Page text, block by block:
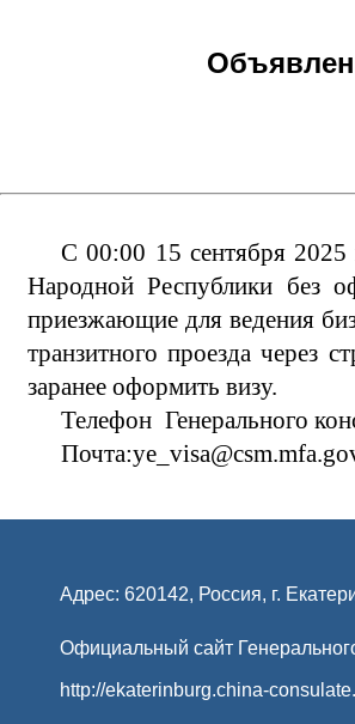
С 00:00 15 сентября 2025
Народной Республики без
приезжающие для ведения
транзитного проезда через
заранее оформить визу.
Телефон Генерального к
Почта:
Адрес: 620142, Россия, г.
Официальный сайт
http://ekaterinburg.china-